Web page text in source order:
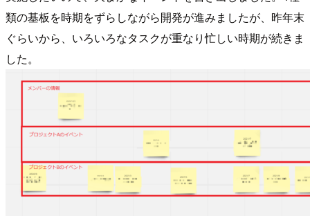
類の基板を時期をずらしながら開発が進みましたが、昨年末
ぐらいから、いろいろなタスクが重なり忙しい時期が続きま
した。